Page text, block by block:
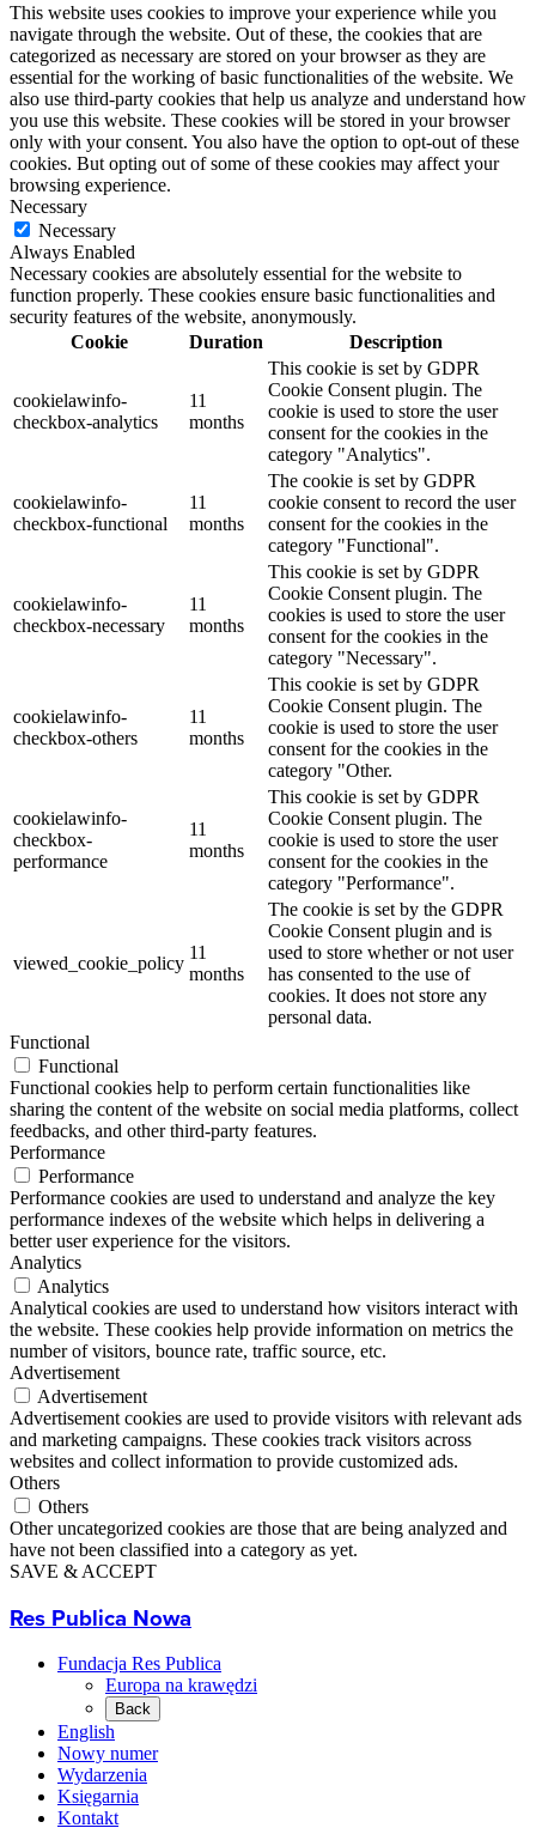
This website uses cookies to improve your experience while you
navigate through the website. Out of these, the cookies that are
categorized as necessary are stored on your browser as they are
essential for the working of basic functionalities of the website. We
also use third-party cookies that help us analyze and understand how
you use this website. These cookies will be stored in your browser
only with your consent. You also have the option to opt-out of these
cookies. But opting out of some of these cookies may affect your
browsing experience.
Necessary
Necessary
Always Enabled
Necessary cookies are absolutely essential for the website to
function properly. These cookies ensure basic functionalities and
security features of the website, anonymously.
Cookie
Duration Description
cookielawinfo-
checkbox-analytics
11
months
This cookie is set by GDPR
Cookie Consent plugin. The
cookie is used to store the user
consent for the cookies in the
category "Analytics".
cookielawinfo-
checkbox-functional
11
months
The cookie is set by GDPR
cookie consent to record the user
consent for the cookies in the
category "Functional".
cookielawinfo-
checkbox-necessary
11
months
This cookie is set by GDPR
Cookie Consent plugin. The
cookies is used to store the user
consent for the cookies in the
category "Necessary".
cookielawinfo-
checkbox-others
11
months
This cookie is set by GDPR
Cookie Consent plugin. The
cookie is used to store the user
consent for the cookies in the
category "Other.
cookielawinfo-
checkbox-
performance
11
months
This cookie is set by GDPR
Cookie Consent plugin. The
cookie is used to store the user
consent for the cookies in the
category "Performance".
viewed_cookie_policy
11
months
The cookie is set by the GDPR
Cookie Consent plugin and is
used to store whether or not user
has consented to the use of
cookies. It does not store any
personal data.
Functional
Functional
Functional cookies help to perform certain functionalities like
sharing the content of the website on social media platforms, collect
feedbacks, and other third-party features.
Performance
Performance
Performance cookies are used to understand and analyze the key
performance indexes of the website which helps in delivering a
better user experience for the visitors.
Analytics
Analytics
Analytical cookies are used to understand how visitors interact with
the website. These cookies help provide information on metrics the
number of visitors, bounce rate, traffic source, etc.
Advertisement
Advertisement
Advertisement cookies are used to provide visitors with relevant ads
and marketing campaigns. These cookies track visitors across
websites and collect information to provide customized ads.
Others
Others
Other uncategorized cookies are those that are being analyzed and
have not been classified into a category as yet.
SAVE & ACCEPT
Res Publica Nowa
Fundacja Res Publica
Europa na krawędzi
Back
English
Nowy numer
Wydarzenia
Księgarnia
Kontakt